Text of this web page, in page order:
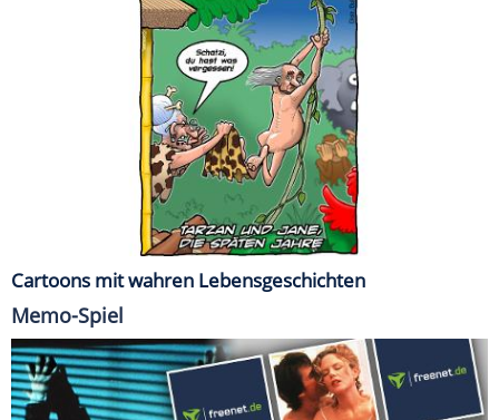
Cartoons mit wahren Lebensgeschichten
Memo-Spiel